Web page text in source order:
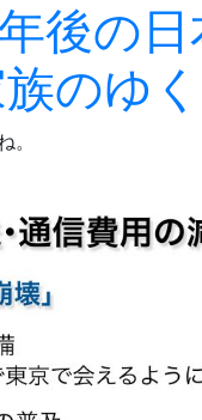
後の日
のゆく
。